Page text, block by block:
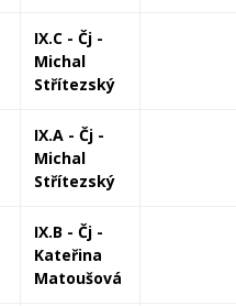
IX.C - Čj -
Michal
Střítezský
IX.A - Čj -
Michal
Střítezský
IX.B - Čj -
Kateřina
Matoušová